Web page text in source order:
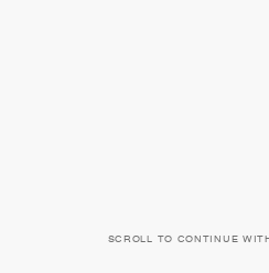
SCROLL TO CONTINUE